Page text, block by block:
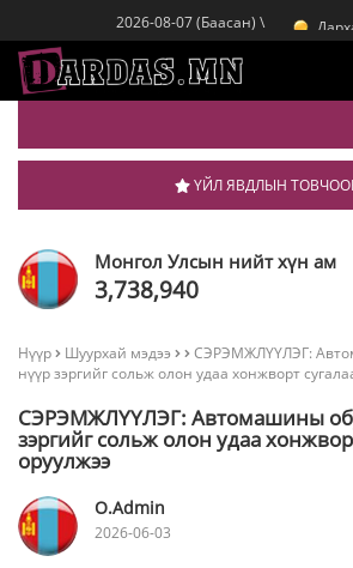
2026-08-07 (Баасан) \
ҮЙЛ ЯВДЛЫН
Монгол Улсын нийт хүн ам
3,738,940
Нүүр Шуурхай мэдээ
СЭРЭМЖЛҮҮЛЭГ:
нүүр зэргийг сольж олон удаа хонжворт
СЭРЭМЖЛҮҮЛЭГ: Автомашины
зэргийг сольж олон удаа
оруулжээ
O.Admin
2026-06-03